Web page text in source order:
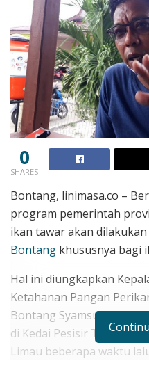
0
SHARES
Bontang, linimasa.co –
program pemerintah
ikan tawar akan
Bontang khususnya bagi
Hal ini diungkapkan
Ketahanan Pangan
Bontang Syamsu Wardi
di Kedai Pesisir Tempat
Limau beberapa waktu